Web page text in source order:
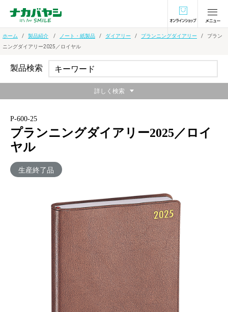
オンラインショ
ホーム 製品紹介 ノート・紙製品 ダイアリー プランニングダイアリー
プラン
ニングダイアリー2025／ロイヤル
P-600-25
プランニングダイアリー2025／ロイ
ヤル
生産終了品
実用性を追求した本格派ダイアリーコンパクトな
ボディに機能的なコンテンツがぎっしり詰まって
メーカー希望小売価格：
製品検索
詳しく検索